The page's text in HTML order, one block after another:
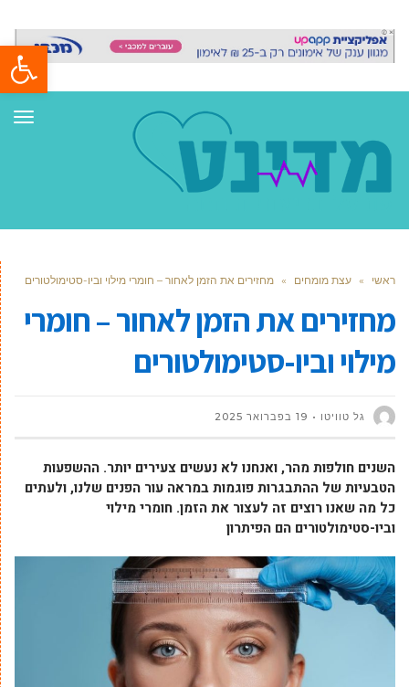
פתח
ראשי » עצת מומחים » מחזירים את הזמן לאחור – חומרי מילוי וביו-סטימולטורים
מחזירים את הזמן לאחור – חומרי
מילוי וביו-סטימולטורים
גל טוויטו 19 בפברואר 2025
השנים חולפות מהר, ואנחנו לא נעשים צעירים יותר. ההשפעות
הטבעיות של ההתבגרות פוגמות במראה עור הפנים שלנו, ולעתים
כל מה שאנו רוצים זה לעצור את הזמן. חומרי מילוי
וביו-סטימולטורים הם הפיתרון